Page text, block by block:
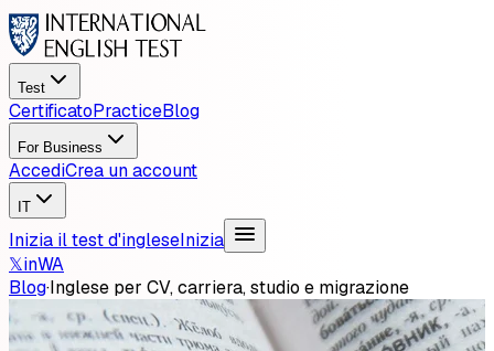
Test
CertificatoPracticeBlog
For Business
AccediCrea un account
IT
Inizia il test d'ingleseInizia
𝕏inWA
Blog·Inglese per CV, carriera, studio e migrazione